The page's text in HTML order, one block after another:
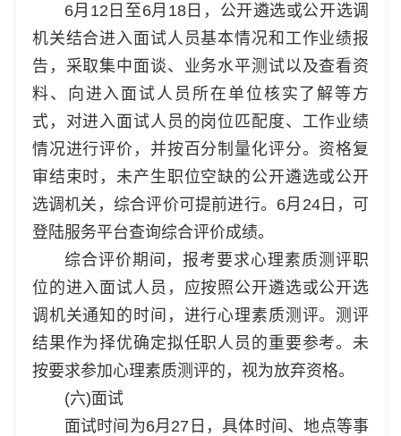
6月12日至6月18日，公开遴选或公开选调
机关结合进入面试人员基本情况和工作业绩报
告，采取集中面谈、业务水平测试以及查看资
料、向进入面试人员所在单位核实了解等方
式，对进入面试人员的岗位匹配度、工作业绩
情况进行评价，并按百分制量化评分。资格复
审结束时，未产生职位空缺的公开遴选或公开
选调机关，综合评价可提前进行。6月24日，可
登陆服务平台查询综合评价成绩。
综合评价期间，报考要求心理素质测评职
位的进入面试人员，应按照公开遴选或公开选
调机关通知的时间，进行心理素质测评。测评
结果作为择优确定拟任职人员的重要参考。未
按要求参加心理素质测评的，视为放弃资格。
(六)面试
面试时间为6月27日，具体时间、地点等事